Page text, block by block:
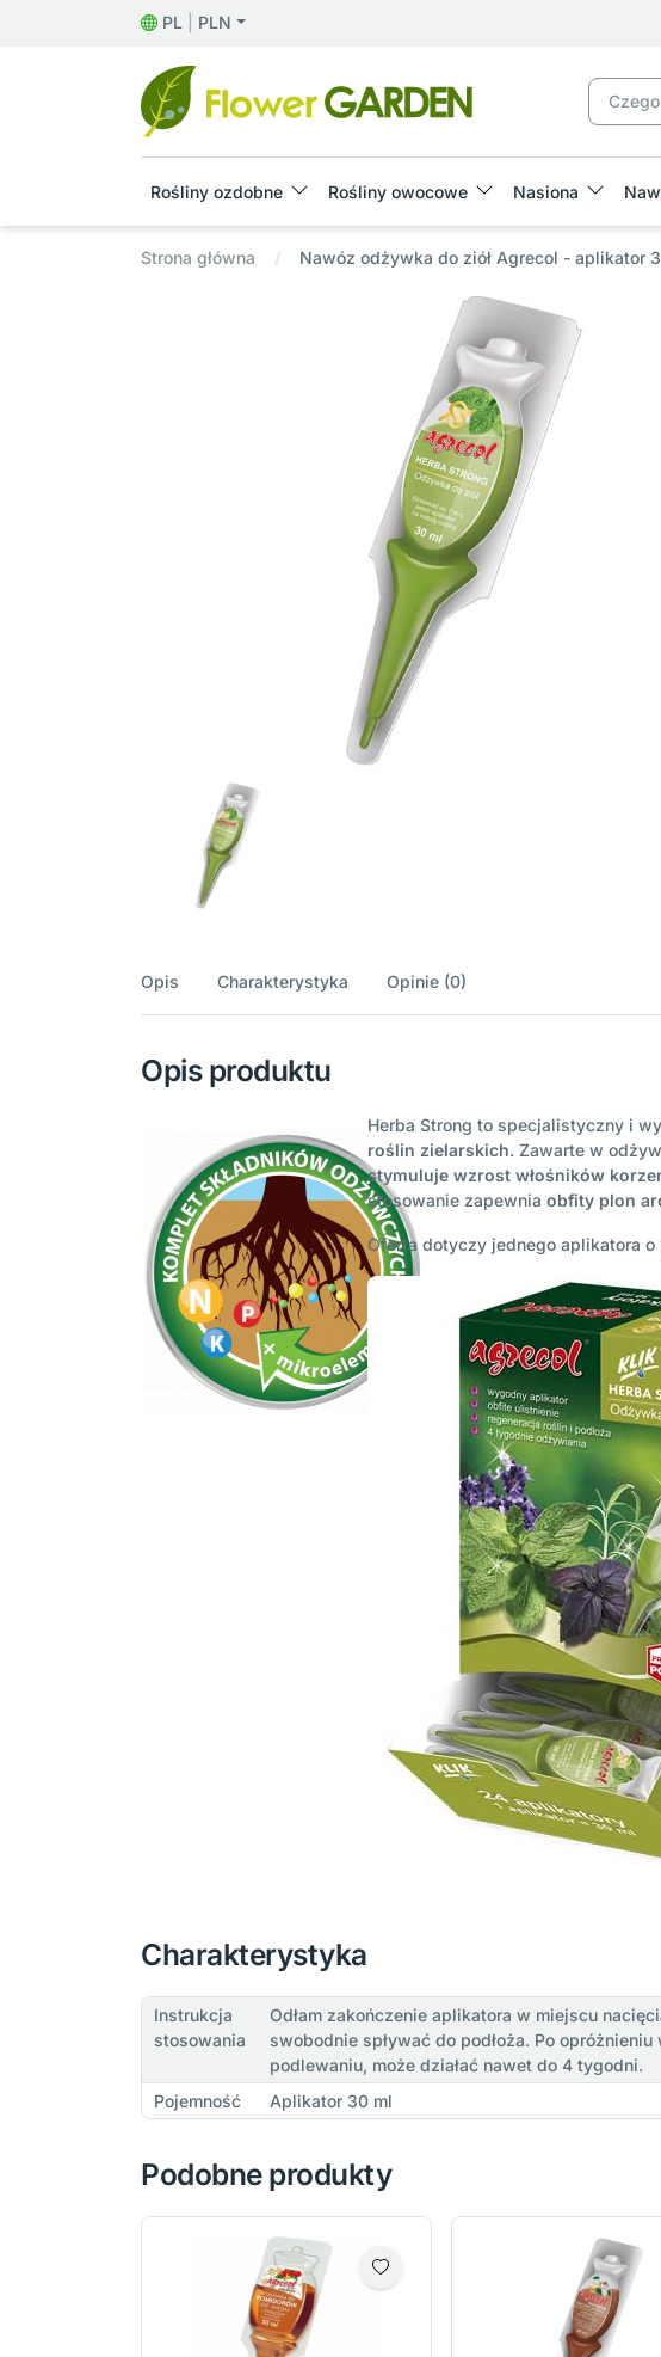
PL PLN
Rośliny ozdobne Rośliny owocowe Nasiona
Strona główna Nawóz odżywka do ziół Agrecol - aplikator
Opis Charakterystyka Opinie (0)
Opis produktu
Herba Strong to specjalistyczny i
roślin zielarskich. Zawarte w
stymuluje wzrost włośników
stosowanie zapewnia obfity plon
Oferta dotyczy jednego aplikatora o
Charakterystyka
Instrukcja
stosowania
Odłam zakończenie aplikatora w miejscu
swobodnie spływać do podłoża. Po
podlewaniu, może działać nawet do 4 tygodni.
Pojemność
Aplikator 30 ml
Podobne produkty